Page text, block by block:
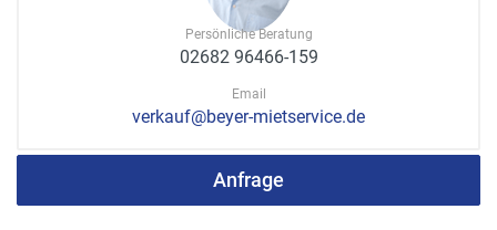
Persönliche Beratung
02682 96466-159
Email
verkauf@beyer-mietservice.de
Anfrage